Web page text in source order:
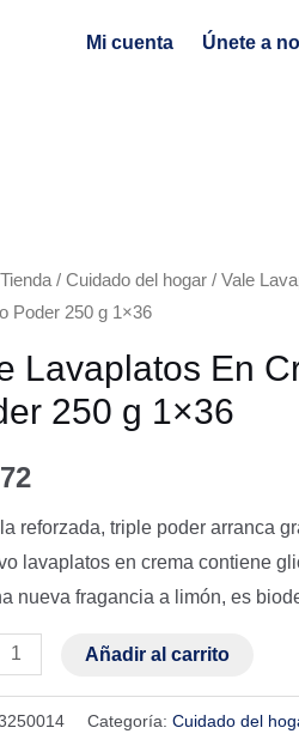
Mi cuenta Únete a
Tienda /Cuidado del hogar / Vale
Poder 250 g 1×36
Lavaplatos En
250 g 1×36
reforzada, triple poder arranca
lavaplatos en crema contiene
nueva fragancia a limón, es
Añadir al carrito
Categoría:Cuidado del